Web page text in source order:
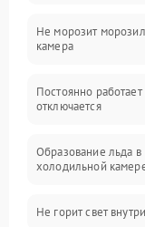
Дренаж
Не морозит
камера
Постоянно работает
отключается
Образование льда в
холодильной
Не горит свет внутри